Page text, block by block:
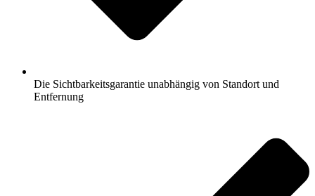
Die Sichtbarkeitsgarantie unabhängig von Standort und
Entfernung